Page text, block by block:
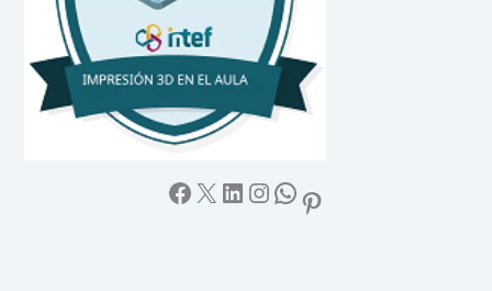
Facebook X LinkedIn Instagram WhatsApp Pinterest